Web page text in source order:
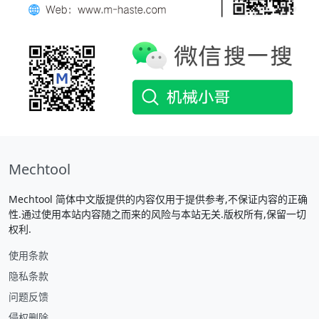
Mechtool
Mechtool 简体中文版提供的内容仅用于提供参考,不保证内容的正确
性.通过使用本站内容随之而来的风险与本站无关.版权所有,保留一切
权利.
使用条款
隐私条款
问题反馈